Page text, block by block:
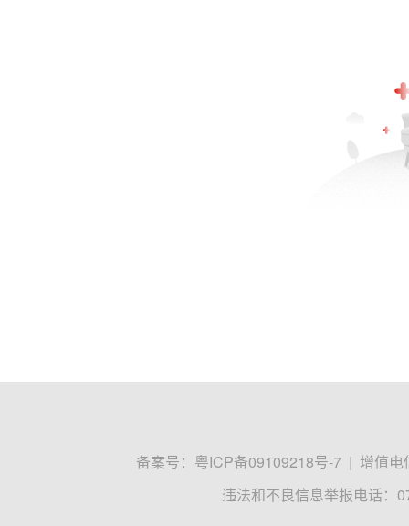
备案号： 粤ICP备09109218号-7 | 增值电
违法和不良信息举报电话：